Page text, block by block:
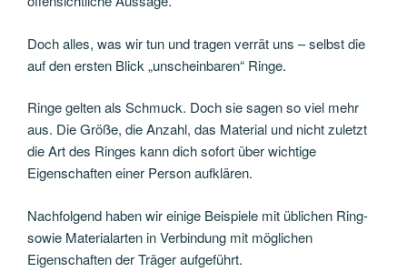
Doch alles, was wir tun und tragen verrät uns – selbst die
auf den ersten Blick „unscheinbaren“ Ringe.
Ringe gelten als Schmuck. Doch sie sagen so viel mehr
aus. Die Größe, die Anzahl, das Material und nicht zuletzt
die Art des Ringes kann dich sofort über wichtige
Eigenschaften einer Person aufklären.
Nachfolgend haben wir einige Beispiele mit üblichen Ring-
sowie Materialarten in Verbindung mit möglichen
Eigenschaften der Träger aufgeführt.